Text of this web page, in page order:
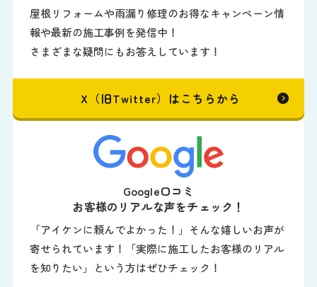
屋根リフォームや雨漏り修理のお得なキャンペーン情
報や最新の施工事例を発信中！
さまざまな疑問にもお答えしています！
X（旧Twitter）はこちらから
Google口コミ
お客様のリアルな声をチェック！
「アイケンに頼んでよかった！」そんな嬉しいお声が
寄せられています！「実際に施工したお客様のリアル
を知りたい」という方はぜひチェック！